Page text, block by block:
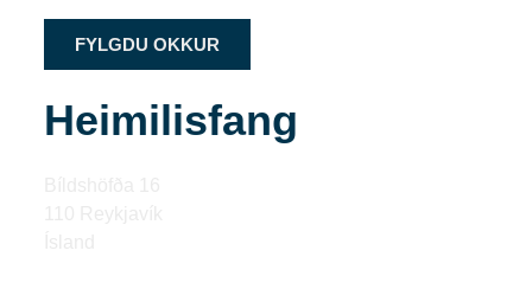
FYLGDU OKKUR
Heimilisfang